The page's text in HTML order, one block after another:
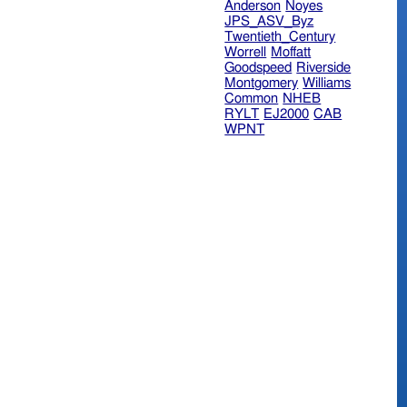
Anderson Noyes
JPS_ASV_Byz
Twentieth_Century
Worrell
Moffatt
Goodspeed Riverside
Montgomery Williams
Common NHEB
RYLT EJ2000 CAB
WPNT